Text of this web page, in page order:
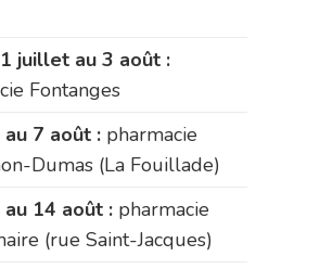
juillet au 3 août :
Fontanges
au 7 août : pharmacie
Dumas (La Fouillade)
au 14 août : pharmacie
(rue Saint-Jacques)